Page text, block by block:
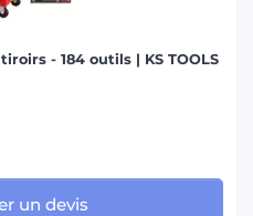
- 184 outils | KS TOOLS
un devis